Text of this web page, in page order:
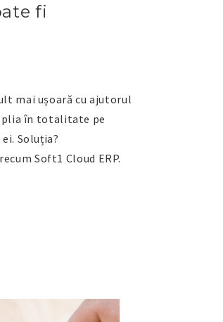
fi
mai ușoară cu ajutorul
plia în totalitate pe
Soluția?
Soft1 Cloud ERP.